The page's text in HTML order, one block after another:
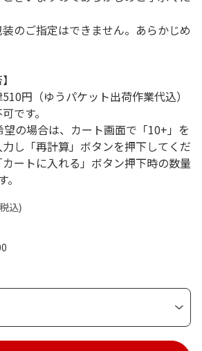
のご指定はできません。あらかじめ
円（ゆうパケット出荷作業代込）
です。
の場合は、カート画面で「10+」を
し「再計算」ボタンを押下してくだ
ートに入れる」ボタン押下時の数量
込)